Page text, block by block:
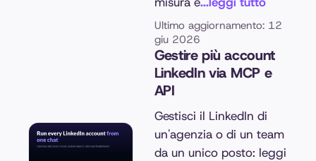
Ultimo aggiornamento: 12
giu 2026
Gestire più account
LinkedIn via MCP e
API
Gestisci il LinkedIn di
un'agenzia o di un team
da un unico posto: leggi